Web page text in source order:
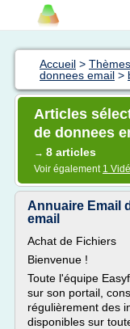
Accueil >
donnees email >
Articles
de donnees
→ 8 articles
Voir également 1
Annuaire Email
email
Achat de Fichiers
Bienvenue !
Toute l'équipe
sur son portail,
régulièrement des
disponibles sur